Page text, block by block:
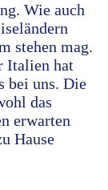
Wie auch
stehen mag.
Italien hat
bei uns. Die
das
erwarten
Hause